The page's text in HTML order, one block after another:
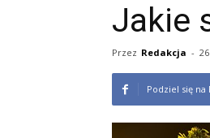
Jakie
Przez Redakcja -
Podziel się na